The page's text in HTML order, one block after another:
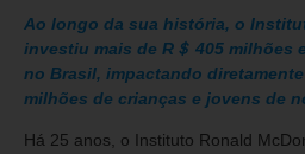
Ao longo da sua história, o
investiu mais de R＄ 405 milhões
no Brasil, impactando
milhões de crianças e jovens de
Há 25 anos, o Instituto Ronald